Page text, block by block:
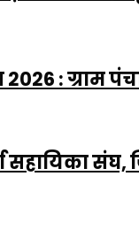
2026 :
सहायिका